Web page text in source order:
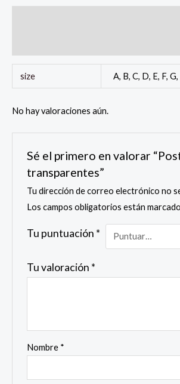
size A, B, C, D, E, F, G,
No hay valoraciones aún.
Sé el primero en valorar
transparentes”
Tu dirección de correo electrónico no
Los campos obligatorios están
Tu puntuación *
Tu valoración *
Nombre *